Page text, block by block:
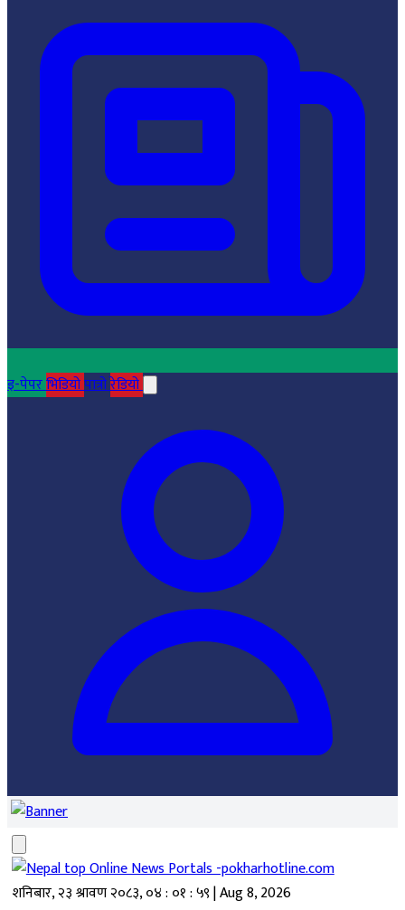
इ-पेपरभिडियोपात्रोरेडियो
शनिबार, २३ श्रावण २०८३,०४ : ०१ : ५९|Aug 8, 2026